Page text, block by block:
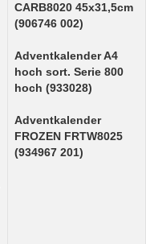
CARB8020 45x31,5cm
(906746 002)
Adventkalender A4
hoch sort. Serie 800
hoch (933028)
Adventkalender
FROZEN FRTW8025
(934967 201)